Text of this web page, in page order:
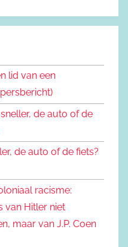
lid van een
de auto of de
de auto of de fiets?
racisme:
van Hitler niet
maar van J.P. Coen